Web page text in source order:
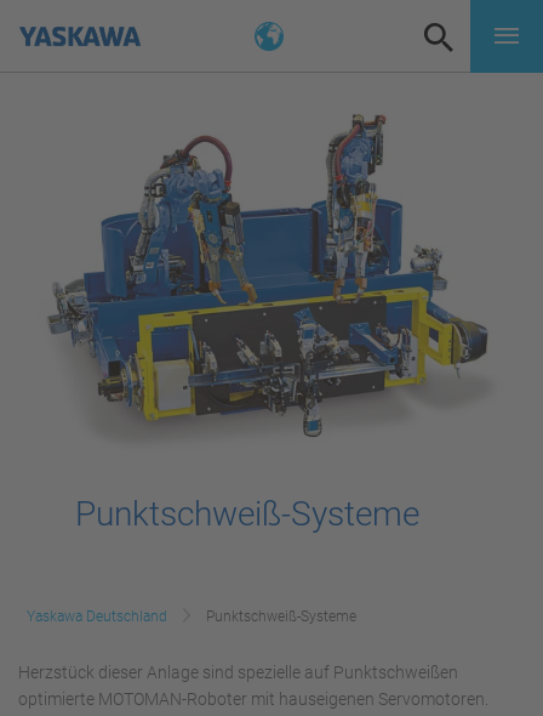
Punktschweiß-Systeme
Yaskawa Deutschland Punktschweiß-Systeme
Herzstück dieser Anlage sind spezielle auf Punktschweißen
optimierte MOTOMAN-Roboter mit hauseigenen Servomotoren.